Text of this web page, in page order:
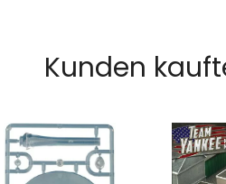
Kunden